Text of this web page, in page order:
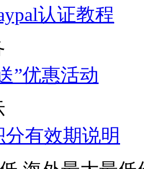
认证教程
”优惠活动
有效期说明